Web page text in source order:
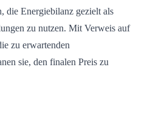
die Energiebilanz gezielt als
zu nutzen. Mit Verweis auf
zu erwartenden
sie, den finalen Preis zu